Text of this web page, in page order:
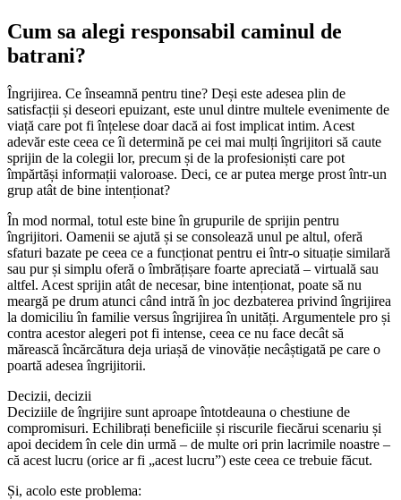
Cum sa alegi responsabil caminul de
batrani?
Îngrijirea. Ce înseamnă pentru tine? Deși este adesea plin de
satisfacții și deseori epuizant, este unul dintre multele evenimente de
viață care pot fi înțelese doar dacă ai fost implicat intim. Acest
adevăr este ceea ce îi determină pe cei mai mulți îngrijitori să caute
sprijin de la colegii lor, precum și de la profesioniști care pot
împărtăși informații valoroase. Deci, ce ar putea merge prost într-un
grup atât de bine intenționat?
În mod normal, totul este bine în grupurile de sprijin pentru
îngrijitori. Oamenii se ajută și se consolează unul pe altul, oferă
sfaturi bazate pe ceea ce a funcționat pentru ei într-o situație similară
sau pur și simplu oferă o îmbrățișare foarte apreciată – virtuală sau
altfel. Acest sprijin atât de necesar, bine intenționat, poate să nu
meargă pe drum atunci când intră în joc dezbaterea privind îngrijirea
la domiciliu în familie versus îngrijirea în unități. Argumentele pro și
contra acestor alegeri pot fi intense, ceea ce nu face decât să
mărească încărcătura deja uriașă de vinovăție necâștigată pe care o
poartă adesea îngrijitorii.
Decizii, decizii
Deciziile de îngrijire sunt aproape întotdeauna o chestiune de
compromisuri. Echilibrați beneficiile și riscurile fiecărui scenariu și
apoi decidem în cele din urmă – de multe ori prin lacrimile noastre –
că acest lucru (orice ar fi „acest lucru”) este ceea ce trebuie făcut.
Și, acolo este problema: